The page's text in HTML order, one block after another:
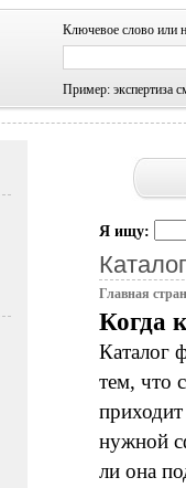
Ключевое слово или
Пример: экспертиза
Я ищу:
Главная
Когда
Каталог
тем, что
нужной
ли она